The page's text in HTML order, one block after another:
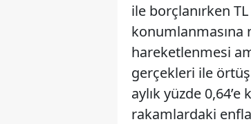
ile borçlanırken
konumlanmasına
hareketlenmesi
gerçekleri ile
aylık yüzde
rakamlardaki